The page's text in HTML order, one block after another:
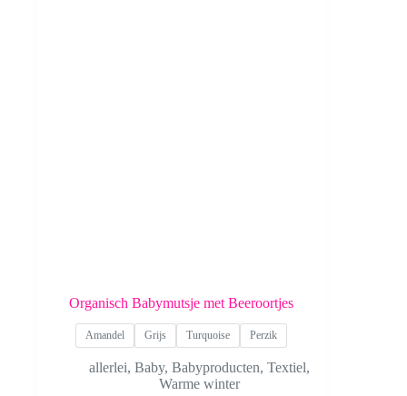
Organisch Babymutsje met Beeroortjes
Amandel Grijs Turquoise Perzik
allerlei, Baby, Babyproducten, Textiel,
Warme winter